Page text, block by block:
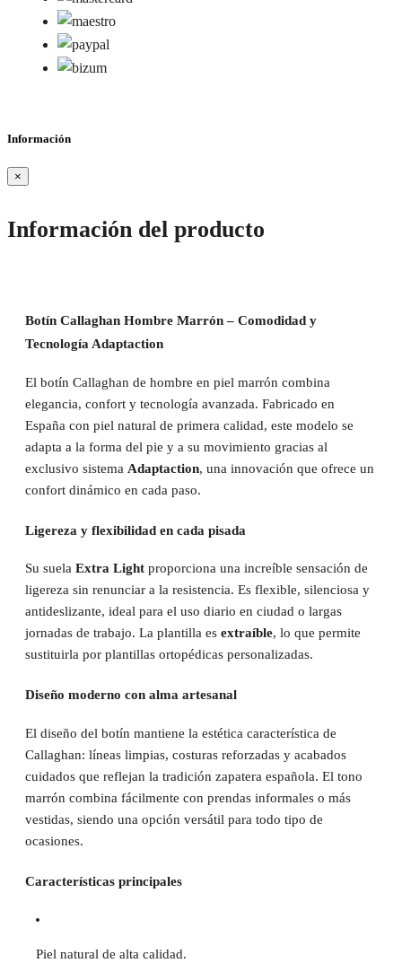
Información
×
Información del producto
Botín Callaghan Hombre Marrón – Comodidad y
Tecnología Adaptaction
El botín Callaghan de hombre en piel marrón combina
elegancia, confort y tecnología avanzada. Fabricado en
España con piel natural de primera calidad, este modelo se
adapta a la forma del pie y a su movimiento gracias al
exclusivo sistema Adaptaction, una innovación que ofrece un
confort dinámico en cada paso.
Ligereza y flexibilidad en cada pisada
Su suela Extra Light proporciona una increíble sensación de
ligereza sin renunciar a la resistencia. Es flexible, silenciosa y
antideslizante, ideal para el uso diario en ciudad o largas
jornadas de trabajo. La plantilla es extraíble, lo que permite
sustituirla por plantillas ortopédicas personalizadas.
Diseño moderno con alma artesanal
El diseño del botín mantiene la estética característica de
Callaghan: líneas limpias, costuras reforzadas y acabados
cuidados que reflejan la tradición zapatera española. El tono
marrón combina fácilmente con prendas informales o más
vestidas, siendo una opción versátil para todo tipo de
ocasiones.
Características principales
Piel natural de alta calidad.